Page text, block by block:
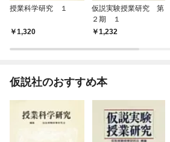
授業科学研究 １
1,320
仮説実験授業研究 第
２期 １
1,232
仮説社のおすすめ本